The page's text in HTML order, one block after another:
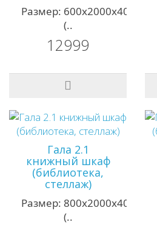
Размер: 600х2000х400мм;
(..
12999
Гала 2.1
книжный шкаф
(библиотека,
стеллаж)
Размер: 800х2000х400мм;
(..